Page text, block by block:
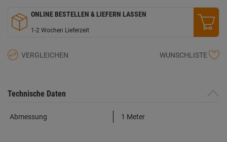
ONLINE BESTELLEN & LIEFERN LASSEN
1-2 Wochen Lieferzeit
VERGLEICHEN WUNSCHLISTE
Technische Daten
Abmessung 1 Meter